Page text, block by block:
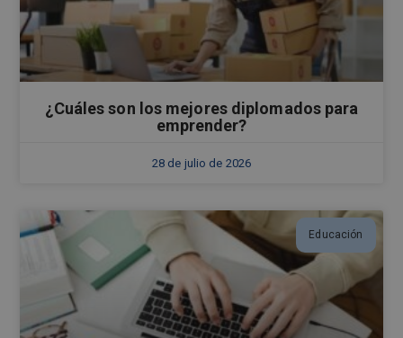
¿Cuáles son los mejores diplomados para
emprender?
28 de julio de 2026
Educación